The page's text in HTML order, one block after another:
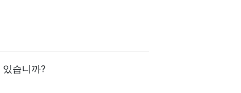
습니까?